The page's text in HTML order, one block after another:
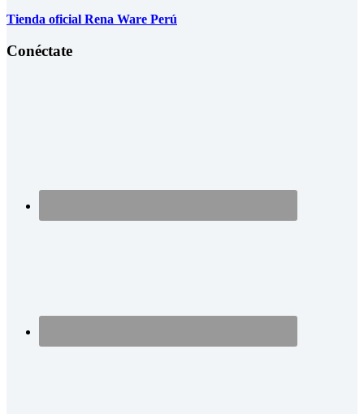
Tienda oficial Rena Ware Perú
Conéctate